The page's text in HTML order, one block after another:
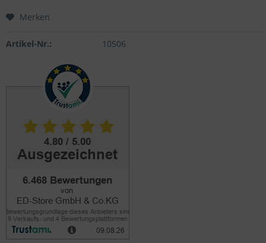
Merken
Artikel-Nr.: 10506